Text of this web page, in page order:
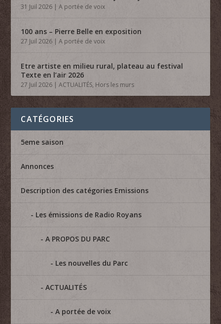
31 Juil 2026 |A portée de voix
100 ans – Pierre Belle en exposition
27 Juil 2026 |A portée de voix
Etre artiste en milieu rural, plateau au festival
Texte en l’air 2026
27 Juil 2026 |ACTUALITÉS, Hors les murs
CATÉGORIES
5eme saison
Annonces
Description des catégories Emissions
Les émissions de Radio Royans
A PROPOS DU PARC
Les nouvelles du Parc
ACTUALITÉS
A portée de voix